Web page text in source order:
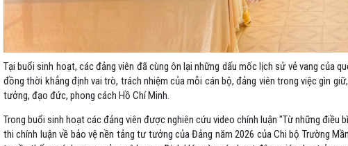
Tại buổi sinh hoạt, các đảng viên đã cùng ôn lại những dấu mốc lịch sử vẻ vang của
đồng thời khẳng định vai trò, trách nhiệm của mỗi cán bộ, đảng viên trong việc gìn
tưởng, đạo đức, phong cách Hồ Chí Minh.
Trong buổi sinh hoạt các đảng viên được nghiên cứu video chính luận "Từ những
thi chính luận về bảo vệ nền tảng tư tưởng của Đảng năm 2026 của Chi bộ Trường